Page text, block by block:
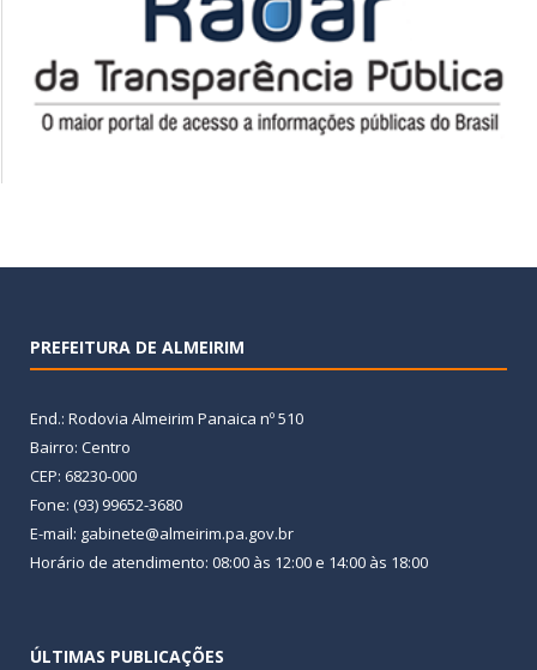
PREFEITURA DE ALMEIRIM
End.: Rodovia Almeirim Panaica nº 510
Bairro: Centro
CEP: 68230-000
Fone: (93) 99652-3680
E-mail: gabinete@almeirim.pa.gov.br
Horário de atendimento: 08:00 às 12:00 e 14:00 às 18:00
ÚLTIMAS PUBLICAÇÕES